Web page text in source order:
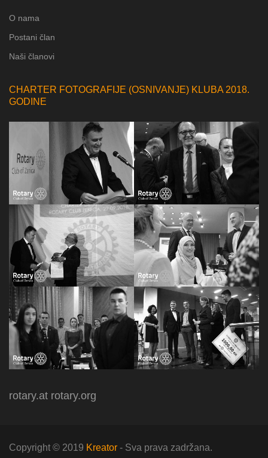
O nama
Postani član
Naši članovi
CHARTER FOTOGRAFIJE (OSNIVANJE) KLUBA 2018.
GODINE
rotary.at rotary.org
Copyright © 2019 Kreator - Sva prava zadržana.